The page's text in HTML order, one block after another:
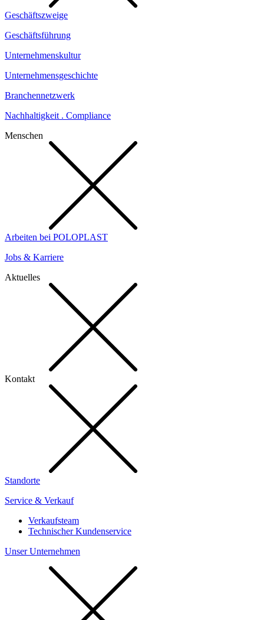
Geschäftszweige
Geschäftsführung
Unternehmenskultur
Unternehmensgeschichte
Branchennetzwerk
Nachhaltigkeit . Compliance
Menschen
Arbeiten bei POLOPLAST
Jobs & Karriere
Aktuelles
Kontakt
Standorte
Service & Verkauf
Verkaufsteam
Technischer Kundenservice
Unser Unternehmen